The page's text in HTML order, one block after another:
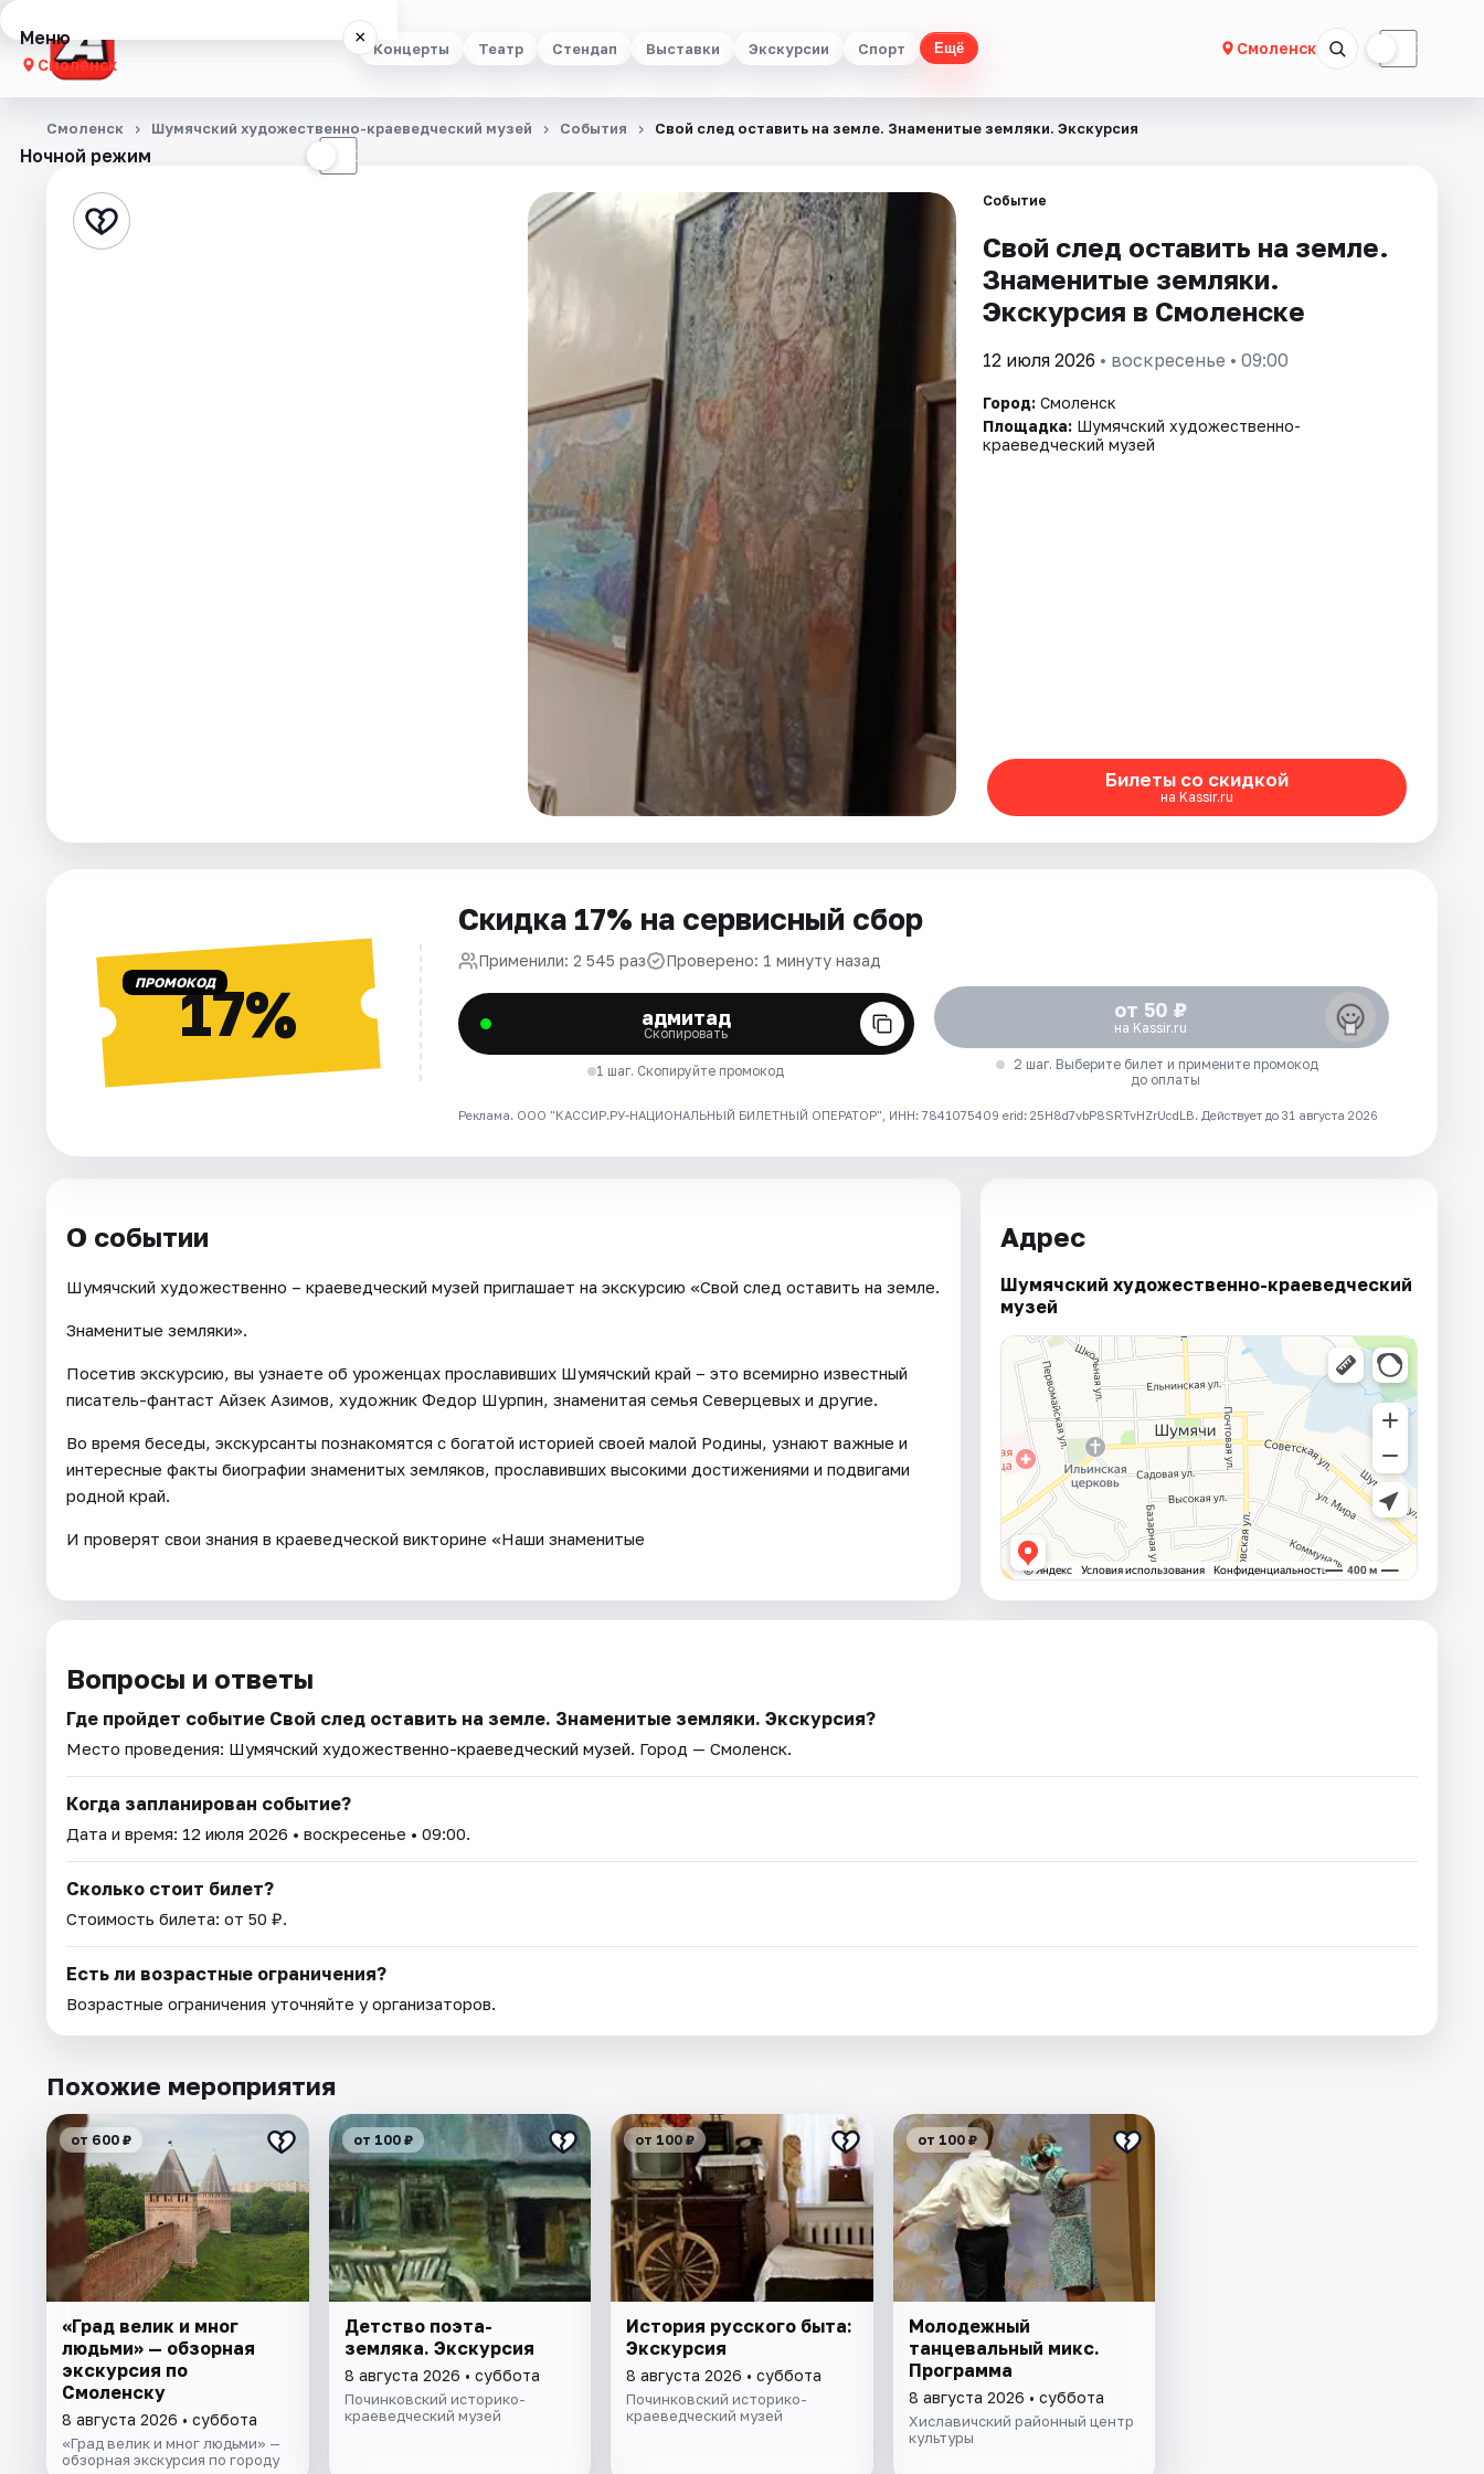
Концерты Театр Стендап Выставки Экскурсии Спорт Ещё Смоленск ☾
Меню ×
Смоленск
Концерты
Стендап
Ночной режим ☾
Смоленск Шумячский художественно-краеведческий музей События Свой след оставить на земле. Знаменитые земляки. Экскурсия
Событие
Свой след оставить на земле.
Знаменитые земляки.
Экскурсия в Смоленске
12 июля 2026 • воскресенье • 09:00
Город: Смоленск
Площадка: Шумячский художественно-
краеведческий музей
Билеты со скидкой
на Kassir.ru
ПРОМОКОД17%
Скидка 17% на сервисный сбор
Применили: 2 545 раз Проверено: 1 минуту назад
адмитад
Скопировать
1 шаг. Скопируйте промокод
от 50 ₽
на Kassir.ru
2 шаг. Выберите билет и примените промокод
до оплаты
Реклама. ООО "КАССИР.РУ-НАЦИОНАЛЬНЫЙ БИЛЕТНЫЙ ОПЕРАТОР", ИНН: 7841075409 erid: 25H8d7vbP8SRTvHZrUcdLB. Действует до 31 августа 2026
О событии
Шумячский художественно – краеведческий музей приглашает на экскурсию «Свой след оставить на земле.
Знаменитые земляки».
Посетив экскурсию, вы узнаете об уроженцах прославивших Шумячский край – это всемирно известный
писатель-фантаст Айзек Азимов, художник Федор Шурпин, знаменитая семья Северцевых и другие.
Во время беседы, экскурсанты познакомятся с богатой историей своей малой Родины, узнают важные и
интересные факты биографии знаменитых земляков, прославивших высокими достижениями и подвигами
родной край.
И проверят свои знания в краеведческой викторине «Наши знаменитые
Адрес
Шумячский художественно-краеведческий
музей
Вопросы и ответы
Где пройдет событие Свой след оставить на земле. Знаменитые земляки. Экскурсия?
Место проведения: Шумячский художественно-краеведческий музей. Город — Смоленск.
Когда запланирован событие?
Дата и время: 12 июля 2026 • воскресенье • 09:00.
Сколько стоит билет?
Стоимость билета: от 50 ₽.
Есть ли возрастные ограничения?
Возрастные ограничения уточняйте у организаторов.
Похожие мероприятия
от 600 ₽
«Град велик и мног
людьми» — обзорная
экскурсия по
Смоленску
8 августа 2026 • суббота
«Град велик и мног людьми» —
обзорная экскурсия по городу
от 100 ₽
Детство поэта-
земляка. Экскурсия
8 августа 2026 • суббота
Починковский историко-
краеведческий музей
от 100 ₽
История русского быта:
Экскурсия
8 августа 2026 • суббота
Починковский историко-
краеведческий музей
от 100 ₽
Молодежный
танцевальный микс.
Программа
8 августа 2026 • суббота
Хиславичский районный центр
культуры